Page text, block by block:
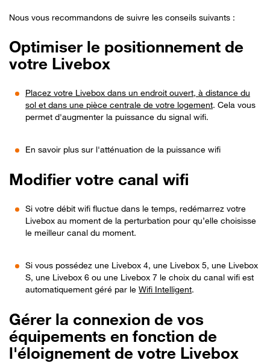
Nous vous recommandons de suivre les conseils suivants :
Optimiser le positionnement de
votre Livebox
Placez votre Livebox dans un endroit ouvert, à distance du
sol et dans une pièce centrale de votre logement. Cela vous
permet d'augmenter la puissance du signal wifi.
En savoir plus sur l'atténuation de la puissance wifi
Modifier votre canal wifi
Si votre débit wifi fluctue dans le temps, redémarrez votre
Livebox au moment de la perturbation pour qu’elle choisisse
le meilleur canal du moment.
Si vous possédez une Livebox 4, une Livebox 5, une Livebox
S, une Livebox 6 ou une Livebox 7 le choix du canal wifi est
automatiquement géré par le Wifi Intelligent.
Gérer la connexion de vos
équipements en fonction de
l'éloignement de votre Livebox